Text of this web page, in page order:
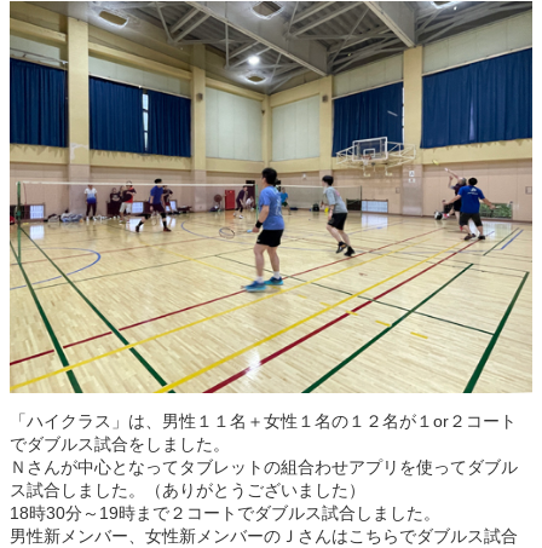
「ハイクラス」は、男性１１名＋女性１名の１２名が１or２コート
でダブルス試合をしました。
Ｎさんが中心となってタブレットの組合わせアプリを使ってダブル
ス試合しました。（ありがとうございました）
18時30分～19時まで２コートでダブルス試合しました。
男性新メンバー、女性新メンバーのＪさんはこちらでダブルス試合